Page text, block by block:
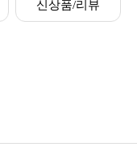
신상품/리뷰